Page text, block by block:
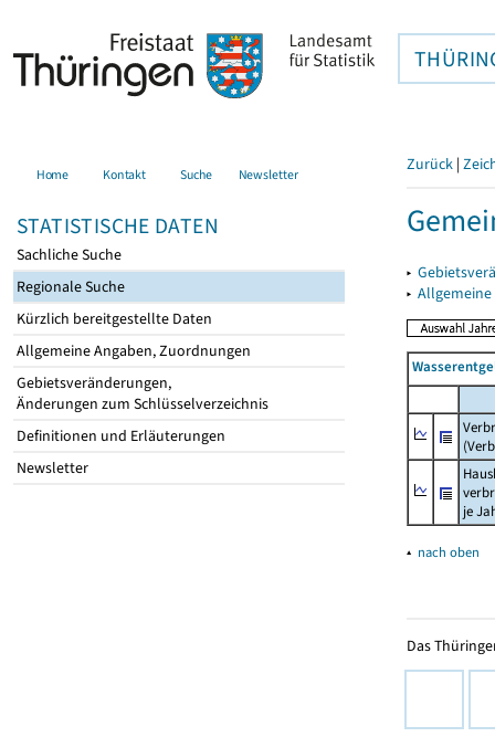
Home Kontakt Suche Newsletter
STATISTISCHE DATEN
Sachliche Suche
Regionale Suche
Kürzlich bereitgestellte Daten
Allgemeine Angaben, Zuordnungen
Gebietsveränderungen,
Änderungen zum Schlüsselverzeichnis
Definitionen und Erläuterungen
Newsletter
Zurück |
▸
▸
je
▴ nach oben
Das